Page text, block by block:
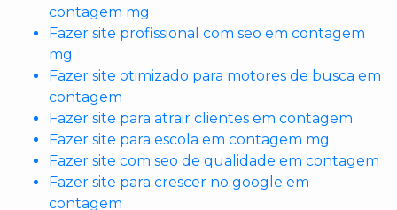
contagem mg
Fazer site profissional com seo em contagem
mg
Fazer site otimizado para motores de busca em
contagem
Fazer site para atrair clientes em contagem
Fazer site para escola em contagem mg
Fazer site com seo de qualidade em contagem
Fazer site para crescer no google em
contagem